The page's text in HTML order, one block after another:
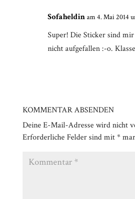
Sofaheldin am 4. Mai 2014
Super! Die Sticker sind
nicht aufgefallen :-o.
KOMMENTAR ABSENDEN
Deine E-Mail-Adresse wird nicht
Erforderliche Felder sind mit*